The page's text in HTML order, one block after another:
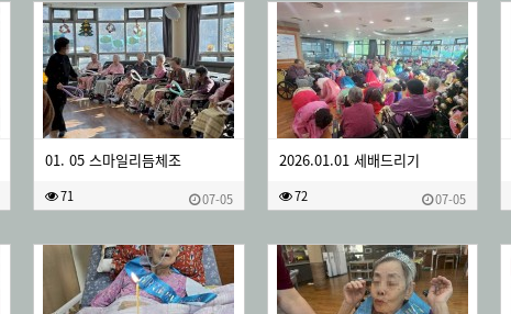
01. 05 스마일리듬체조
71 07-05
2026.01.01 세배드리기
72 07-05